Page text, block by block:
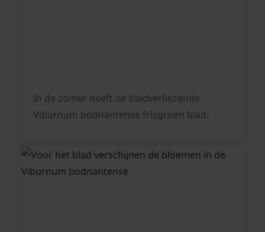
In de zomer heeft de bladverliezende
Viburnum bodnantense frisgroen blad.